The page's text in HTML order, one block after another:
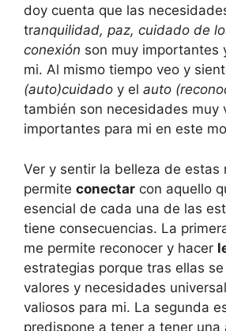
doy cuenta que las
tranquilidad, paz, cuidado de
conexión son muy importantes
mi. Al mismo tiempo veo y
(auto)cuidado y el auto
también son necesidades muy
importantes para mi en este
Ver y sentir la belleza de estas
permite conectar con aquello
esencial de cada una de las
tiene consecuencias. La
me permite reconocer y hacer
estrategias porque tras ellas
valores y necesidades
valiosos para mi. La segunda
predispone a tener a tener una